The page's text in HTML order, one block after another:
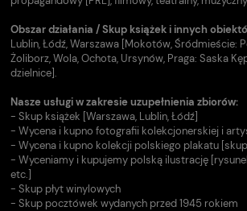
Obszar działania / Skup książek i innych
Lublin, Łódź, Warszawa [Mokotów, Śródmieście:
Żoliborz, Wola, Ochota, Ursynów, Praga: Saska
dzielnice].
Nasze usługi w zakresie uzupełnienia zbiorów:
- Skup książek [Warszawa, Lublin, Łódź]
- Wycena i kupno fotografii kolekcjonerskiej i
- Wycena i kupno kolekcji polskiego plakatu
- Wyceniamy i kupujemy polską ilustrację
etc.]
- Skup płyt winylowych
- Skup pocztówek wydanych przed 1945 rokiem